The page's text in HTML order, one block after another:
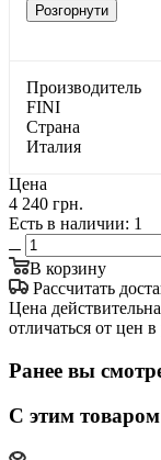
Розгорнути
Производитель
FINI
Страна
Италия
Цена
4 240 грн.
Есть в наличии: 1
В корзину
Рассчитать
Цена
отличаться от цен
Ранее вы
С этим